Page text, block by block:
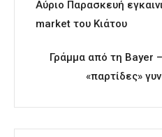
Αύριο Παρασκευή
market του Κιάτου
Γράμμα από τη Bayer
«παρτίδες»